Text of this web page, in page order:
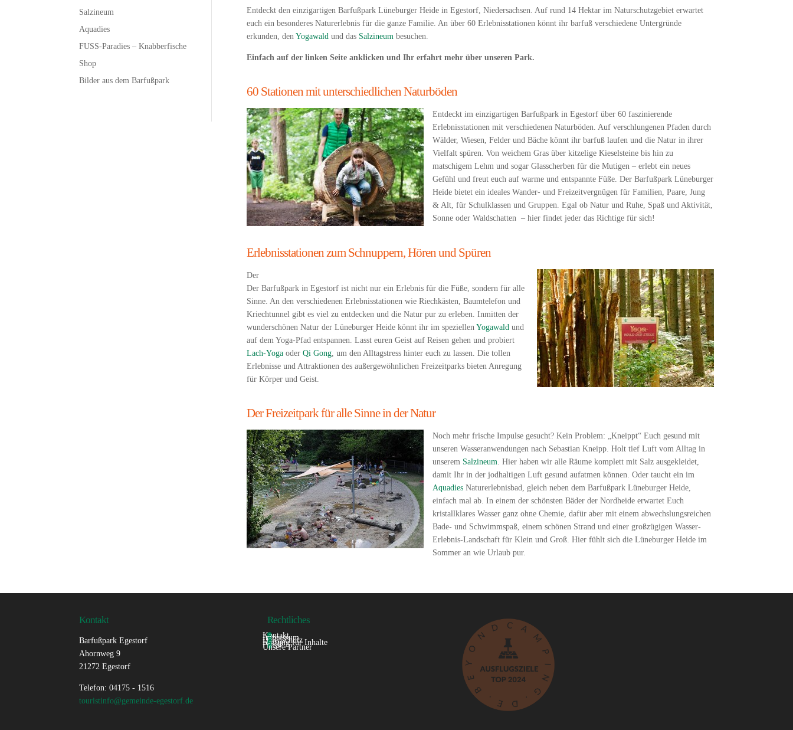
Salzineum
Aquadies
FUSS-Paradies – Knabberfische
Shop
Bilder aus dem Barfußpark
Entdeckt den einzigartigen Barfußpark Lüneburger Heide in Egestorf, Niedersachsen. Auf rund 14 Hektar im Naturschutzgebiet erwartet
euch ein besonderes Naturerlebnis für die ganze Familie. An über 60 Erlebnisstationen könnt ihr barfuß verschiedene Untergründe
erkunden, den Yogawald und das Salzineum besuchen.
Einfach auf der linken Seite anklicken und Ihr erfahrt mehr über unseren Park.
60 Stationen mit unterschiedlichen Naturböden
Entdeckt im einzigartigen Barfußpark in Egestorf über 60 faszinierende
Erlebnisstationen mit verschiedenen Naturböden. Auf verschlungenen Pfaden durch
Wälder, Wiesen, Felder und Bäche könnt ihr barfuß laufen und die Natur in ihrer
Vielfalt spüren. Von weichem Gras über kitzelige Kieselsteine bis hin zu
matschigem Lehm und sogar Glasscherben für die Mutigen – erlebt ein neues
Gefühl und freut euch auf warme und entspannte Füße. Der Barfußpark Lüneburger
Heide bietet ein ideales Wander- und Freizeitvergnügen für Familien, Paare, Jung
& Alt, für Schulklassen und Gruppen. Egal ob Natur und Ruhe, Spaß und Aktivität,
Sonne oder Waldschatten – hier findet jeder das Richtige für sich!​
Erlebnisstationen zum Schnuppern, Hören und Spüren
Der
Der Barfußpark in Egestorf ist nicht nur ein Erlebnis für die Füße, sondern für alle
Sinne. An den verschiedenen Erlebnisstationen wie Riechkästen, Baumtelefon und
Kriechtunnel gibt es viel zu entdecken und die Natur pur zu erleben. Inmitten der
wunderschönen Natur der Lüneburger Heide könnt ihr im speziellen Yogawald und
auf dem Yoga-Pfad entspannen. Lasst euren Geist auf Reisen gehen und probiert
Lach-Yogaoder Qi Gong, um den Alltagstress hinter euch zu lassen. Die tollen
Erlebnisse und Attraktionen des außergewöhnlichen Freizeitparks bieten Anregung
für Körper und Geist.
Der Freizeitpark für alle Sinne in der Natur
Noch mehr frische Impulse gesucht? Kein Problem: „Kneippt“ Euch gesund mit
unseren Wasseranwendungen nach Sebastian Kneipp. Holt tief Luft vom Alltag in
unserem Salzineum. Hier haben wir alle Räume komplett mit Salz ausgekleidet,
damit Ihr in der jodhaltigen Luft gesund aufatmen können. Oder taucht ein im
AquadiesNaturerlebnisbad, gleich neben dem Barfußpark Lüneburger Heide,
einfach mal ab. In einem der schönsten Bäder der Nordheide erwartet Euch
kristallklares Wasser ganz ohne Chemie, dafür aber mit einem abwechslungsreichen
Bade- und Schwimmspaß, einem schönen Strand und einer großzügigen Wasser-
Erlebnis-Landschaft für Klein und Groß. Hier fühlt sich die Lüneburger Heide im
Sommer an wie Urlaub pur.
Kontakt
Barfußpark Egestorf
Ahornweg 9
21272 Egestorf
Telefon: 04175 - 1516
touristinfo@gemeinde-egestorf.de
Rechtliches

Kontakt

Impressum

Datenschutz

Haftung für Inhalte

Presse

Unsere Partner